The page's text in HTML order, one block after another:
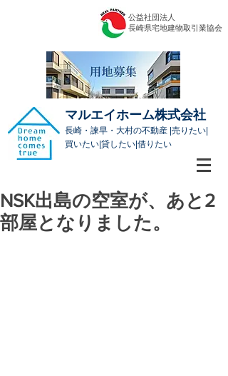
公益社団法人
​長崎県宅地建物取引業協会
マルエイホーム株式会社
長崎・諫早・大村の不動産 |売りたい|
買いたい|貸したい|借りたい
NSK出島の空室が、あと2
部屋となりました。